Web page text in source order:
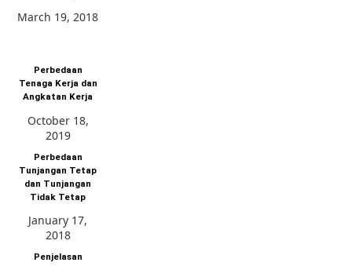
March 19, 2018
Perbedaan
Tenaga Kerja dan
Angkatan Kerja
October 18,
2019
Perbedaan
Tunjangan Tetap
dan Tunjangan
Tidak Tetap
January 17,
2018
Penjelasan